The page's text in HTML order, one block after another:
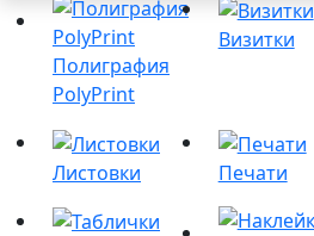
Полиграфия
PolyPrint
Визитки
Листовки Печати